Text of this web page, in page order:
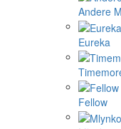
Andere
Eureka
Fellow